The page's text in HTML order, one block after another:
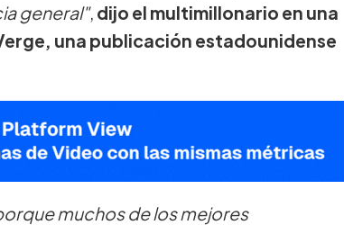
general", dijo el multimillonario en una
una publicación estadounidense
muchos de los mejores